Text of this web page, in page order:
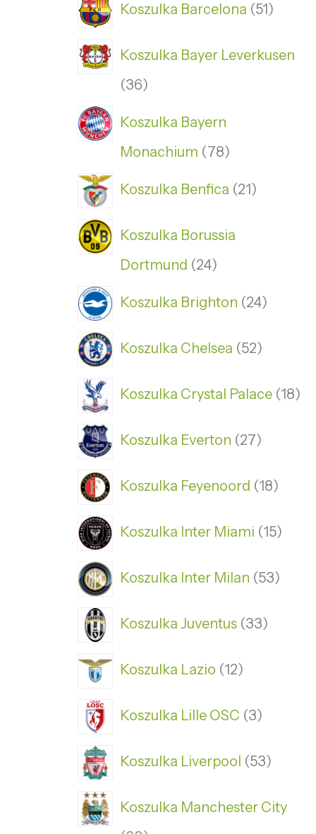
Koszulka Barcelona 51
Koszulka Bayer Leverkusen
36
Koszulka Bayern
Monachium
78
Koszulka Benfica 21
Koszulka Borussia
Dortmund 24
Koszulka Brighton 24
Koszulka Chelsea 52
Koszulka Crystal Palace 18
Koszulka Everton 27
Koszulka Feyenoord 18
Koszulka Inter Miami 15
Koszulka Inter Milan 53
Koszulka Juventus 33
Koszulka Lazio 12
Koszulka Lille OSC 3
Koszulka Liverpool 53
Koszulka Manchester City